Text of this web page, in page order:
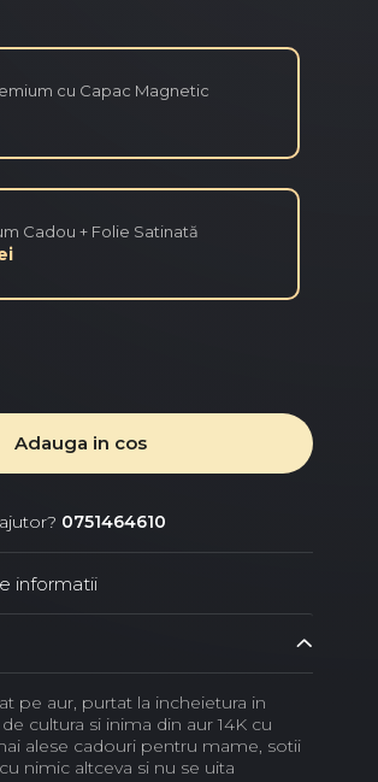
cu Capac Magnetic
Cadou + Folie Satinată
Adauga in cos
0751464610
informatii
pe aur, purtat la incheietura in
cultura si inima din aur 14K cu
alese cadouri pentru mame, sotii
nimic altceva si nu se uita